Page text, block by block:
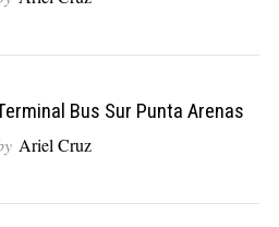
Bus Sur Punta Arenas
Ariel Cruz